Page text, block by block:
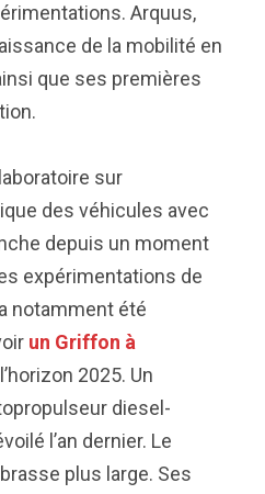
Arquus,
de la mobilité en
que ses premières
sur
des véhicules avec
depuis un moment
expérimentations de
notamment été
un Griffon à
2025. Un
diesel-
l’an dernier. Le
plus large. Ses